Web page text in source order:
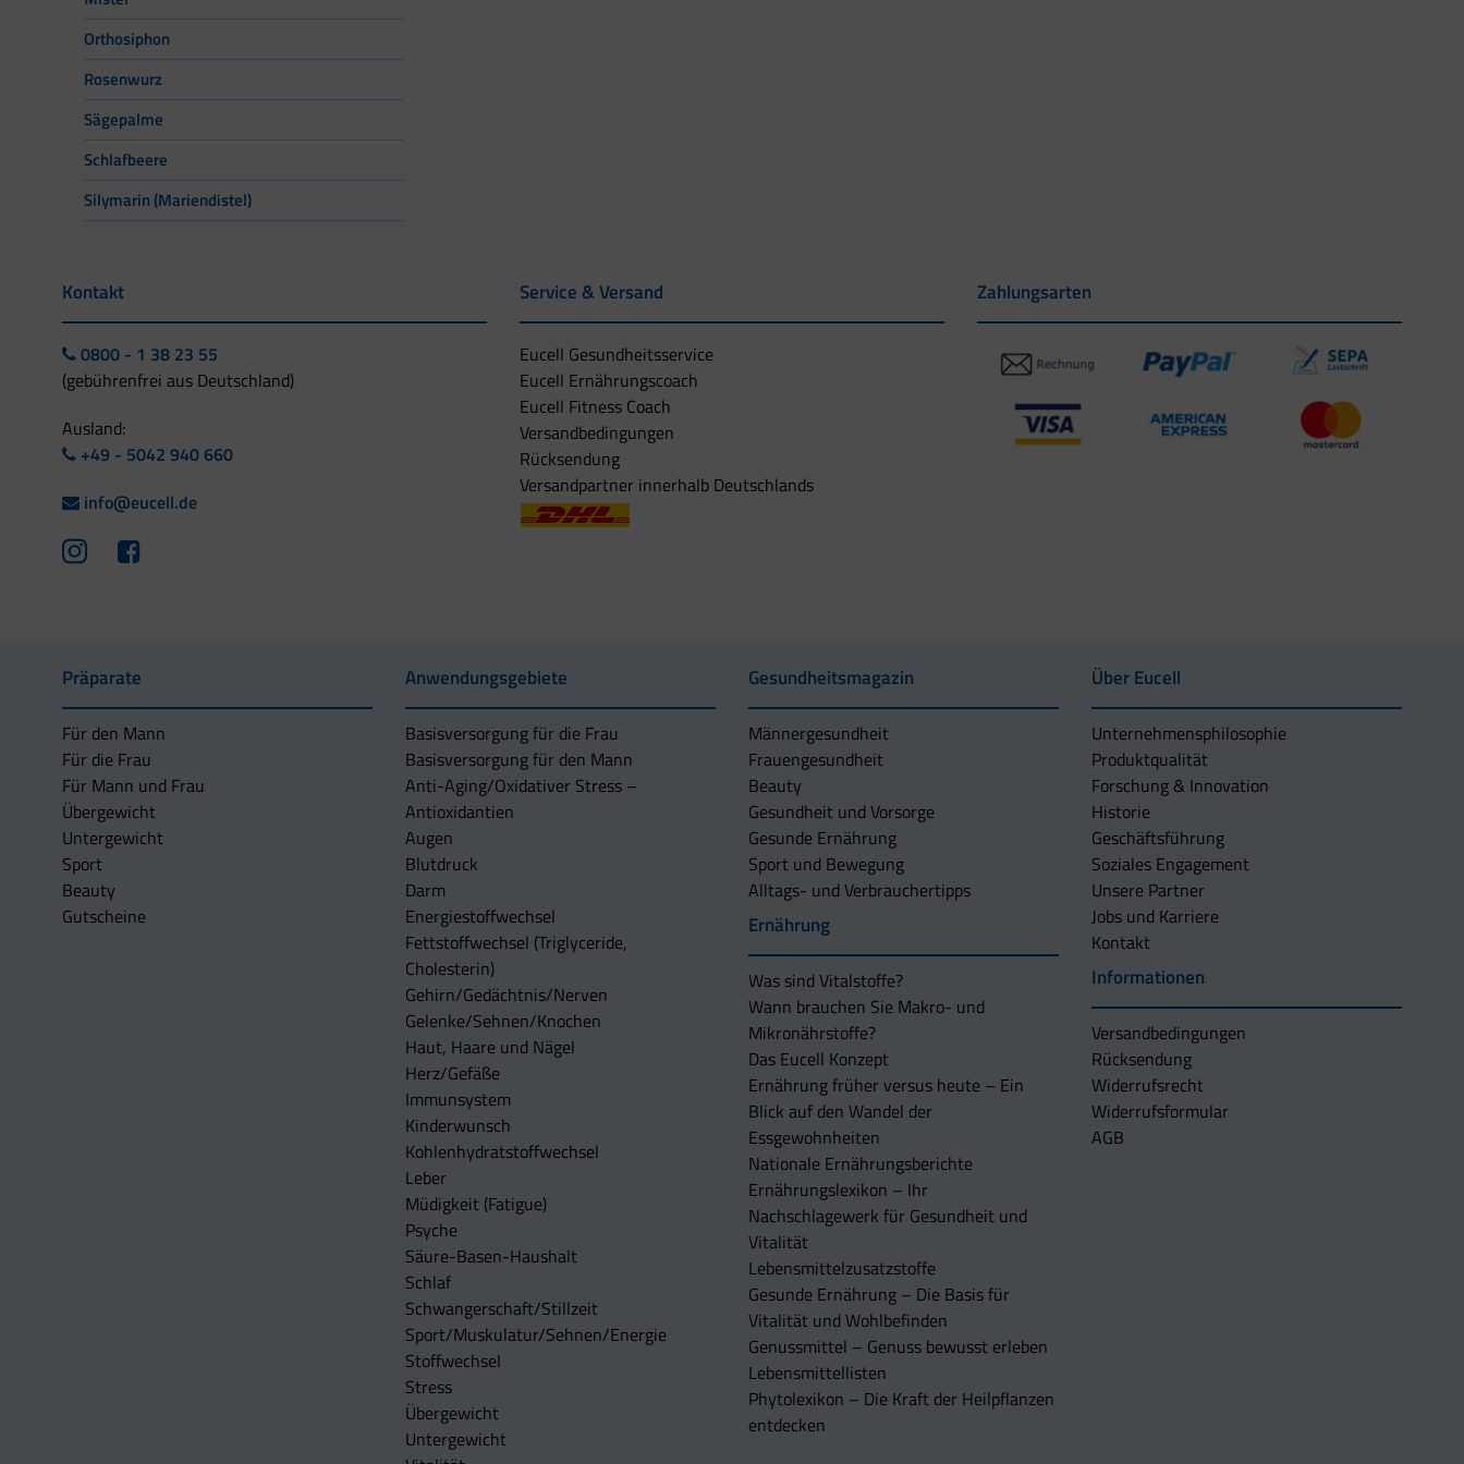
Orthosiphon
Rosenwurz
Sägepalme
Schlafbeere
Silymarin (Mariendistel)
Kontakt
0800 - 1 38 23 55
(gebührenfrei aus Deutschland)
Ausland:
+49 - 5042 940 660
info@eucell.de
Service & Versand
Eucell Gesundheitsservice
Eucell Ernährungscoach
Eucell Fitness Coach
Versandbedingungen
Rücksendung
Versandpartner innerhalb Deutschlands
Zahlungsarten
Präparate
Für den Mann
Für die Frau
Für Mann und Frau
Übergewicht
Untergewicht
Sport
Beauty
Gutscheine
Anwendungsgebiete
Basisversorgung für die Frau
Basisversorgung für den Mann
Anti-Aging/Oxidativer Stress –
Antioxidantien
Augen
Blutdruck
Darm
Energiestoffwechsel
Fettstoffwechsel (Triglyceride,
Cholesterin)
Gehirn/Gedächtnis/Nerven
Gelenke/Sehnen/Knochen
Haut, Haare und Nägel
Herz/Gefäße
Immunsystem
Kinderwunsch
Kohlenhydratstoffwechsel
Leber
Müdigkeit (Fatigue)
Psyche
Säure-Basen-Haushalt
Schlaf
Schwangerschaft/Stillzeit
Sport/Muskulatur/Sehnen/Energie
Stoffwechsel
Stress
Übergewicht
Untergewicht
Gesundheitsmagazin
Männergesundheit
Frauengesundheit
Beauty
Gesundheit und Vorsorge
Gesunde Ernährung
Sport und Bewegung
Alltags- und Verbrauchertipps
Ernährung
Was sind Vitalstoffe?
Wann brauchen Sie Makro- und
Mikronährstoffe?
Das Eucell Konzept
Ernährung früher versus heute – Ein
Blick auf den Wandel der
Essgewohnheiten
Nationale Ernährungsberichte
Ernährungslexikon – Ihr
Nachschlagewerk für Gesundheit und
Vitalität
Lebensmittelzusatzstoffe
Gesunde Ernährung – Die Basis für
Vitalität und Wohlbefinden
Genussmittel – Genuss bewusst erleben
Lebensmittellisten
Phytolexikon – Die Kraft der Heilpflanzen
entdecken
Über Eucell
Unternehmens­philosophie
Produktqualität
Forschung & Innovation
Historie
Geschäftsführung
Soziales Engagement
Unsere Partner
Jobs und Karriere
Kontakt
Informationen
Versandbedingungen
Rücksendung
Widerrufsrecht
Widerrufsformular
AGB